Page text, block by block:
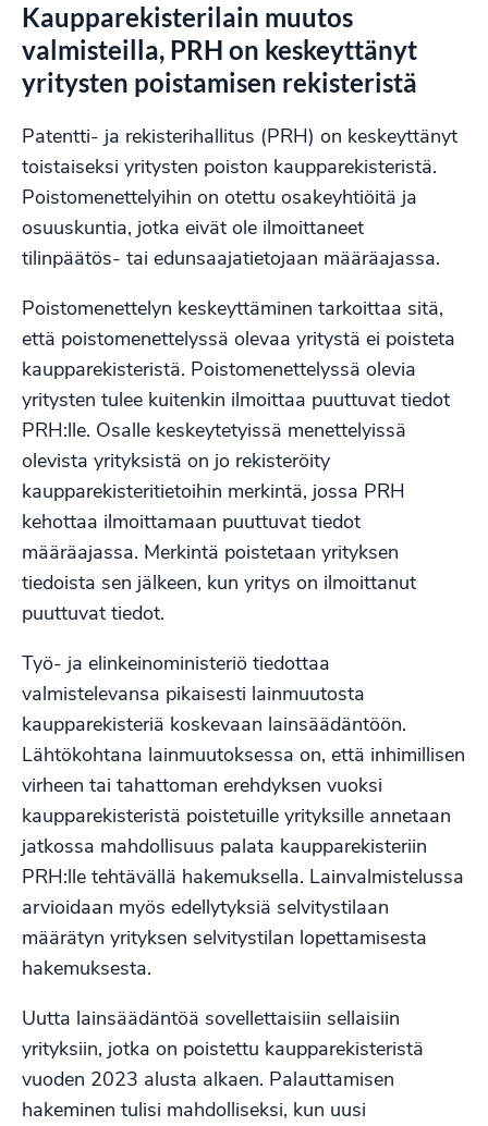
Kaupparekisterilain muutos
valmisteilla, PRH on keskeyttänyt
yritysten poistamisen rekisteristä
Patentti- ja rekisterihallitus (PRH) on keskeyttänyt
toistaiseksi yritysten poiston kaupparekisteristä.
Poistomenettelyihin on otettu osakeyhtiöitä ja
osuuskuntia, jotka eivät ole ilmoittaneet
tilinpäätös- tai edunsaajatietojaan määräajassa.
Poistomenettelyn keskeyttäminen tarkoittaa sitä,
että poistomenettelyssä olevaa yritystä ei poisteta
kaupparekisteristä. Poistomenettelyssä olevia
yritysten tulee kuitenkin ilmoittaa puuttuvat tiedot
PRH:lle. Osalle keskeytetyissä menettelyissä
olevista yrityksistä on jo rekisteröity
kaupparekisteritietoihin merkintä, jossa PRH
kehottaa ilmoittamaan puuttuvat tiedot
määräajassa. Merkintä poistetaan yrityksen
tiedoista sen jälkeen, kun yritys on ilmoittanut
puuttuvat tiedot.
Työ- ja elinkeinoministeriö tiedottaa
valmistelevansa pikaisesti lainmuutosta
kaupparekisteriä koskevaan lainsäädäntöön.
Lähtökohtana lainmuutoksessa on, että inhimillisen
virheen tai tahattoman erehdyksen vuoksi
kaupparekisteristä poistetuille yrityksille annetaan
jatkossa mahdollisuus palata kaupparekisteriin
PRH:lle tehtävällä hakemuksella. Lainvalmistelussa
arvioidaan myös edellytyksiä selvitystilaan
määrätyn yrityksen selvitystilan lopettamisesta
hakemuksesta.
Uutta lainsäädäntöä sovellettaisiin sellaisiin
yrityksiin, jotka on poistettu kaupparekisteristä
vuoden 2023 alusta alkaen. Palauttamisen
hakeminen tulisi mahdolliseksi, kun uusi